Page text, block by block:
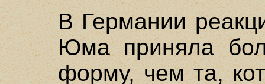
В Германии
Юма приняла
форму, чем та,